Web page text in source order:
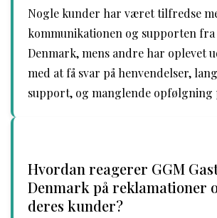
Nogle kunder har været tilfredse
kommunikationen og supporten fra
Denmark, mens andre har oplevet
med at få svar på henvendelser,
support, og manglende opfølgning
Hvordan reagerer GGM
Denmark på reklamationer
deres kunder?